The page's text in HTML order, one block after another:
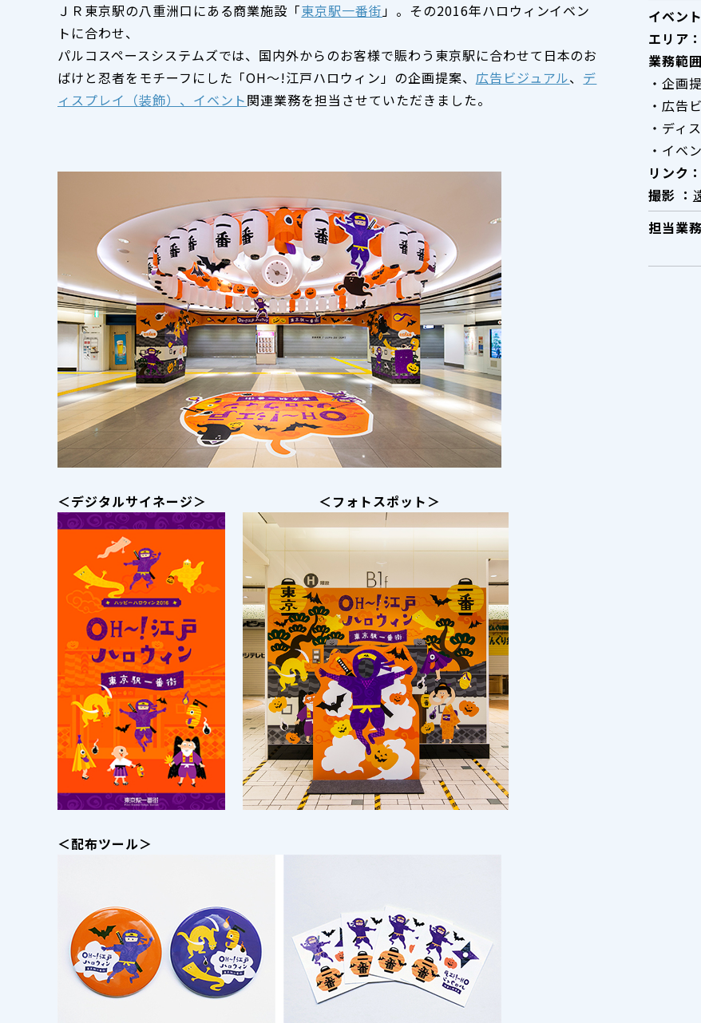
ＪＲ東京駅の八重洲口にある商業施設「東京駅一番街」。その2016年ハロウィンイベン
トに合わせ、
パルコスペースシステムズでは、国内外からのお客様で賑わう東京駅に合わせて日本のお
ばけと忍者をモチーフにした「OH～!江戸ハロウィン」の企画提案、 広告ビジュアル、 デ
ィスプレイ（装飾）、イベント関連業務を担当させていただきました。
＜デジタルサイネージ＞ ＜フォトスポット＞
＜配布ツール＞
イベン
エリア：
業務範囲
・企画
・広告
・ディ
・イベ
リンク：
撮影 ：
担当業務